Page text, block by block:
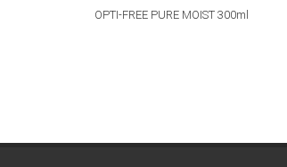
OPTI-FREE PURE MOIST 300ml